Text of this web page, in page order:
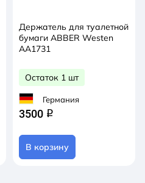
Держатель для туалетной
бумаги ABBER Westen
AA1731
Остаток 1 шт
Германия
3500 q
В корзину